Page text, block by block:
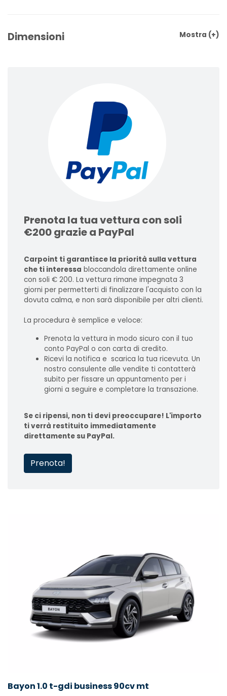
Dimensioni Mostra (+)
Prenota la tua vettura con soli
€200 grazie a PayPal
Carpoint ti garantisce la priorità sulla vettura
che ti interessa bloccandola direttamente online
con soli € 200. La vettura rimane impegnata 3
giorni per permetterti di finalizzare l'acquisto con la
dovuta calma, e non sarà disponibile per altri clienti.
La procedura è semplice e veloce:
Prenota la vettura in modo sicuro con il tuo
conto PayPal o con carta di credito.
Ricevi la notifica e scarica la tua ricevuta. Un
nostro consulente alle vendite ti contatterà
subito per fissare un appuntamento per i
giorni a seguire e completare la transazione.
Se ci ripensi, non ti devi preoccupare! L'importo
ti verrà restituito immediatamente
direttamente su PayPal.
Prenota!
Bayon 1.0 t-gdi business 90cv mt